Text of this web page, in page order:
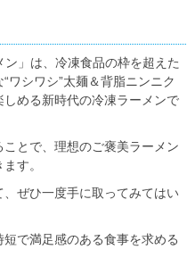
ン」は、冷凍食品の枠を超えた
ワシワシ”太麺＆背脂ニンニク
める新時代の冷凍ラーメンで
とで、理想のご褒美ラーメン
す。
ぜひ一度手に取ってみてはい
で満足感のある食事を求める